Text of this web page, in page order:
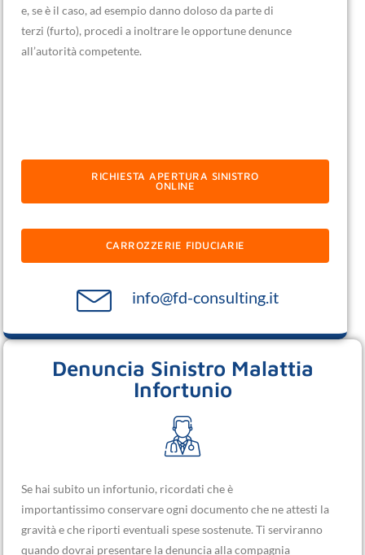
e, se è il caso, ad esempio danno doloso da parte di
terzi (furto), procedi a inoltrare le opportune denunce
all’autorità competente.
RICHIESTA APERTURA SINISTRO
ONLINE
CARROZZERIE FIDUCIARIE
info@fd-consulting.it
Denuncia Sinistro Malattia
Infortunio
Se hai subito un infortunio, ricordati che è
importantissimo conservare ogni documento che ne attesti la
gravità e che riporti eventuali spese sostenute. Ti serviranno
quando dovrai presentare la denuncia alla compagnia